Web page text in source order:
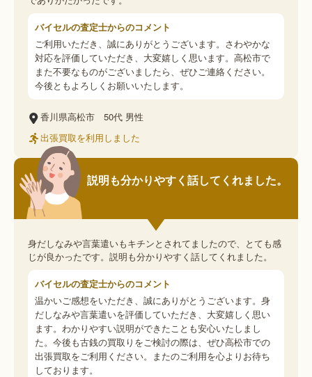
バイセルの査定士からのコメント
ご利用いただき、誠にありがとうございます。さわやかな
対応を評価していただき、大変嬉しく思います。高松市で
また不要なものがございましたら、ぜひご連絡ください。
今後ともよろしくお願いいたします。
香川県高松市 50代 男性
出張買取を利用しました
説明も分かりやすく話してくれました。
身だしなみや言葉遣いもキチンとされてましたので、とても感
じが良かったです。説明も分かりやすく話してくれました。
バイセルの査定士からのコメント
温かいご感想をいただき、誠にありがとうございます。身
だしなみや言葉遣いを評価していただき、大変嬉しく思い
ます。わかりやすい説明ができたことも安心いたしまし
た。今後も古銭の買取りをご検討の際は、ぜひ高松市での
出張買取をご利用ください。またのご利用を心よりお待ち
しております。